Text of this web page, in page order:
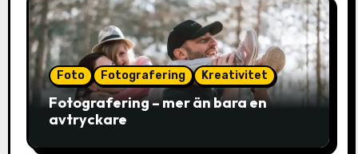
Foto Fotografering Kreativitet
Fotografering – mer än bara en
avtryckare